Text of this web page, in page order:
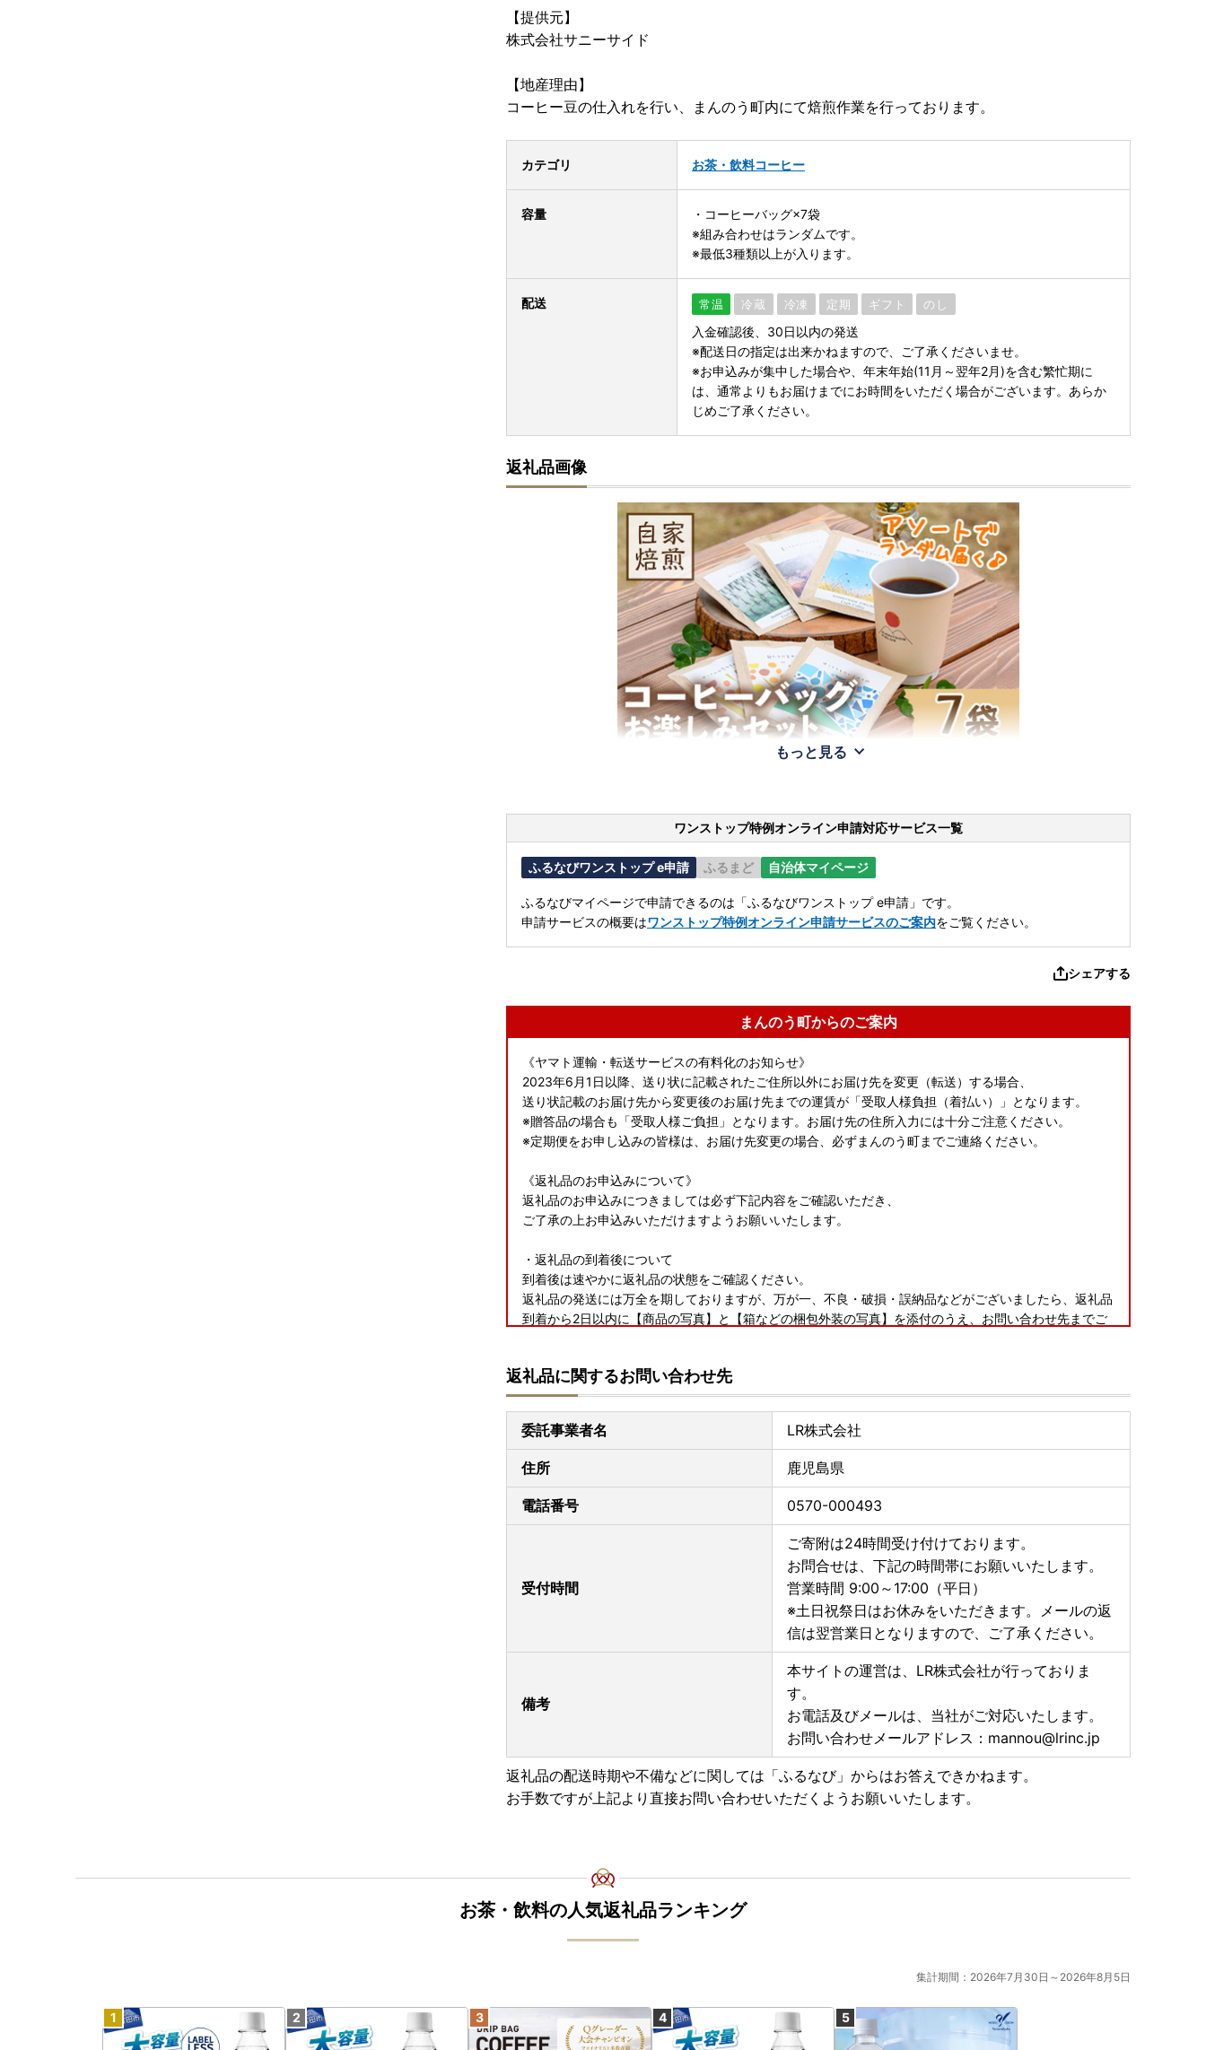
【提供元】
株式会社サニーサイド
【地産理由】
コーヒー豆の仕入れを行い、まんのう町内にて焙煎作業を行っております。
カテゴリ お茶・飲料コーヒー
容量
・コーヒーバッグ×7袋
※組み合わせはランダムです。
※最低3種類以上が入ります。
配送 常温 冷蔵 冷凍 定期 ギフト のし
入金確認後、30日以内の発送
※配送日の指定は出来かねますので、ご了承くださいませ。
※お申込みが集中した場合や、年末年始(11月～翌年2月)を含む繁忙期に
は、通常よりもお届けまでにお時間をいただく場合がございます。あらか
じめご了承ください。
返礼品画像
もっと見る
ワンストップ特例オンライン申請対応サービス一覧
ふるなびワンストップ e申請 ふるまど 自治体マイページ
ふるなびマイページで申請できるのは「ふるなびワンストップ e申請」です。
申請サービスの概要はワンストップ特例オンライン申請サービスのご案内をご覧ください。
シェアする
まんのう町からのご案内
《ヤマト運輸・転送サービスの有料化のお知らせ》
2023年6月1日以降、送り状に記載されたご住所以外にお届け先を変更（転送）する場合、
送り状記載のお届け先から変更後のお届け先までの運賃が「受取人様負担（着払い）」となります。
※贈答品の場合も「受取人様ご負担」となります。お届け先の住所入力には十分ご注意ください。
※定期便をお申し込みの皆様は、お届け先変更の場合、必ずまんのう町までご連絡ください。
《返礼品のお申込みについて》
返礼品のお申込みにつきましては必ず下記内容をご確認いただき、
ご了承の上お申込みいただけますようお願いいたします。
・返礼品の到着後について
到着後は速やかに返礼品の状態をご確認ください。
返礼品の発送には万全を期しておりますが、万が一、不良・破損・誤納品などがございましたら、返礼品
到着から2日以内に【商品の写真】と【箱などの梱包外装の写真】を添付のうえ、お問い合わせ先までご
・フルーツ・野菜等の返礼品について
天災・天候等の諸事情の影響による収穫量の激減、著しい品質問題などが生じた場合には発送順延、発送
不可となる場合がございます。
・寄附者様ご都合での受取不可について
長期不在など、寄附者様のご都合でお受け取りできなかった場合の再送はいたしかねます。
お受け取りできない期間があらかじめわかっている場合には、お手数ですがお申し込み時に「備考欄」へ
・寄附申し込みのキャンセル、返礼品の変更・返品はできません。
《熊本地震により被災された皆さまへ/配送遅延のお知らせ》
令和8年7月28日に発生した熊本県熊本地方を震源とする地震により、お亡くなりになった方々に謹んで
お悔やみ申し上げますとともに、被災された皆さまに心よりお見舞い申し上げます。
また、皆さまの安全と、被災地域の一日も早い復旧・復興をお祈り申し上げます。
現在、地震の影響により、熊本県を発着するお荷物の集荷・配送停止や九州地方を中心とした配送遅延が
お届けまで通常よりお時間をいただく場合がございますので、何卒ご理解賜りますようお願い申し上げま
す。
返礼品に関するお問い合わせ先
委託事業者名 LR株式会社
住所 鹿児島県
電話番号 0570-000493
受付時間
ご寄附は24時間受け付けております。
お問合せは、下記の時間帯にお願いいたします。
営業時間 9:00～17:00（平日）
※土日祝祭日はお休みをいただきます。メールの返
信は翌営業日となりますので、ご了承ください。
備考
本サイトの運営は、LR株式会社が行っておりま
す。
お電話及びメールは、当社がご対応いたします。
お問い合わせメールアドレス：mannou@lrinc.jp
返礼品の配送時期や不備などに関しては「ふるなび」からはお答えできかねます。
お手数ですが上記より直接お問い合わせいただくようお願いいたします。
お茶・飲料の人気返礼品ランキング
集計期間：2026年7月30日～2026年8月5日